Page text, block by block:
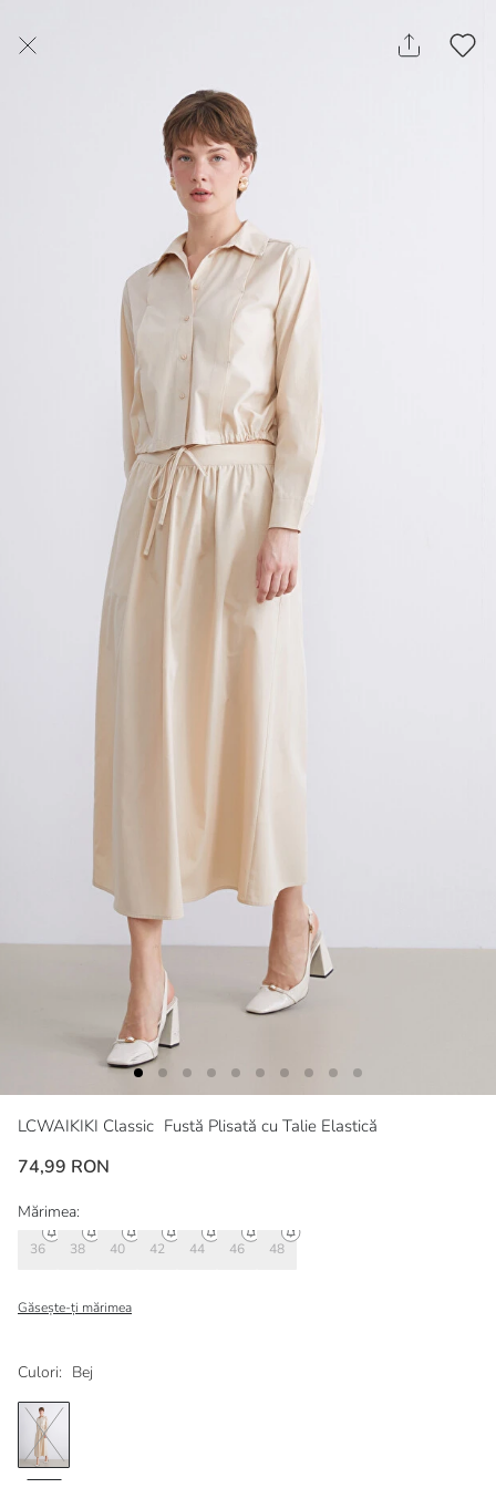
LCWAIKIKI Classic Fustă Plisată cu Talie Elastică
74,99 RON
Culori: Bej
Mărimea:
36 38 40 42 44 46 48
Găsește-ți mărimea